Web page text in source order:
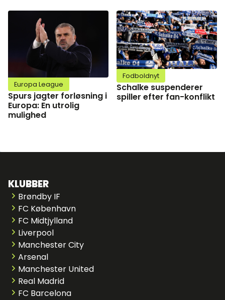
Europa League
Spurs jagter forløsning i
Europa: En utrolig
mulighed
Fodboldnyt
Schalke suspenderer
spiller efter fan-konflikt
KLUBBER
Brøndby IF
FC København
FC Midtjylland
Liverpool
Manchester City
Arsenal
Manchester United
Real Madrid
FC Barcelona